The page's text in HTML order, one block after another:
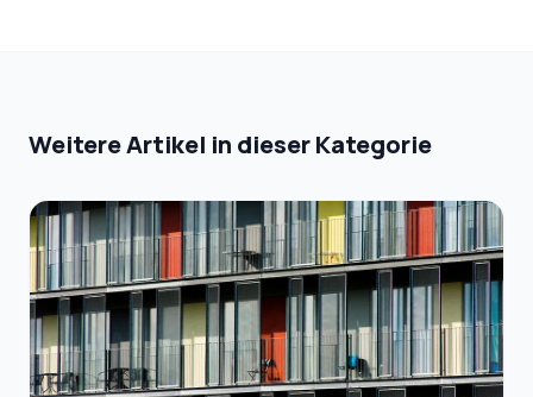
Weitere Artikel in dieser Kategorie